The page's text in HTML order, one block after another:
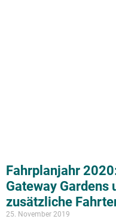
Fahrplanjahr
Gateway Gardens
zusätzliche
25. November 2019